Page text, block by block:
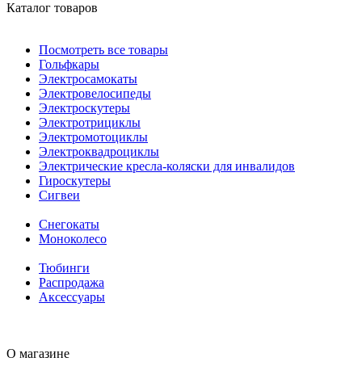
Каталог товаров
Посмотреть все товары
Гольфкары
Электросамокаты
Электровелосипеды
Электроскутеры
Электротрициклы
Электромотоциклы
Электроквадроциклы
Электрические кресла-коляски для инвалидов
Гироскутеры
Сигвеи
Снегокаты
Моноколесо
Тюбинги
Распродажа
Аксессуары
О магазине